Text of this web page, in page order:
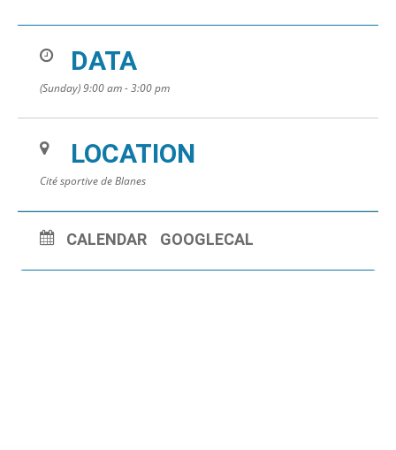
DATA
(Sunday) 9:00 am - 3:00 pm
LOCATION
Cité sportive de Blanes
CALENDAR GOOGLECAL